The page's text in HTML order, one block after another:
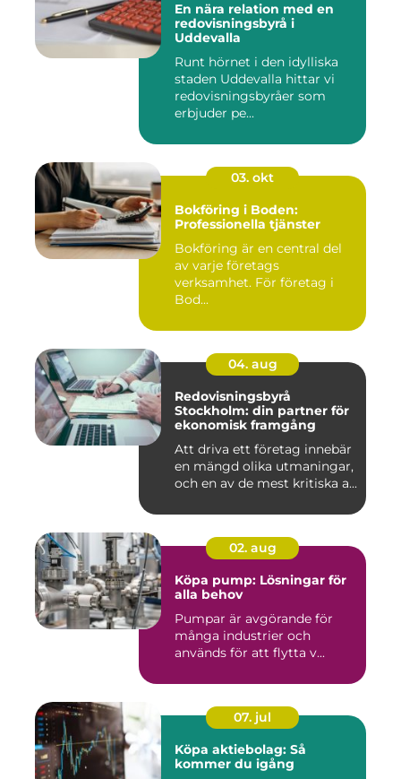
En nära relation med en
redovisningsbyrå i
Uddevalla
Runt hörnet i den idylliska
staden Uddevalla hittar vi
redovisningsbyråer som
erbjuder pe...
03. okt
Bokföring i Boden:
Professionella tjänster
Bokföring är en central del
av varje företags
verksamhet. För företag i
Bod...
04. aug
Redovisningsbyrå
Stockholm: din partner för
ekonomisk framgång
Att driva ett företag innebär
en mängd olika utmaningar,
och en av de mest kritiska a...
02. aug
Köpa pump: Lösningar för
alla behov
Pumpar är avgörande för
många industrier och
används för att flytta v...
07. jul
Köpa aktiebolag: Så
kommer du igång